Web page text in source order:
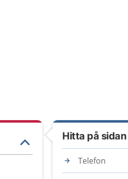
Hitta på sidan
Telefon